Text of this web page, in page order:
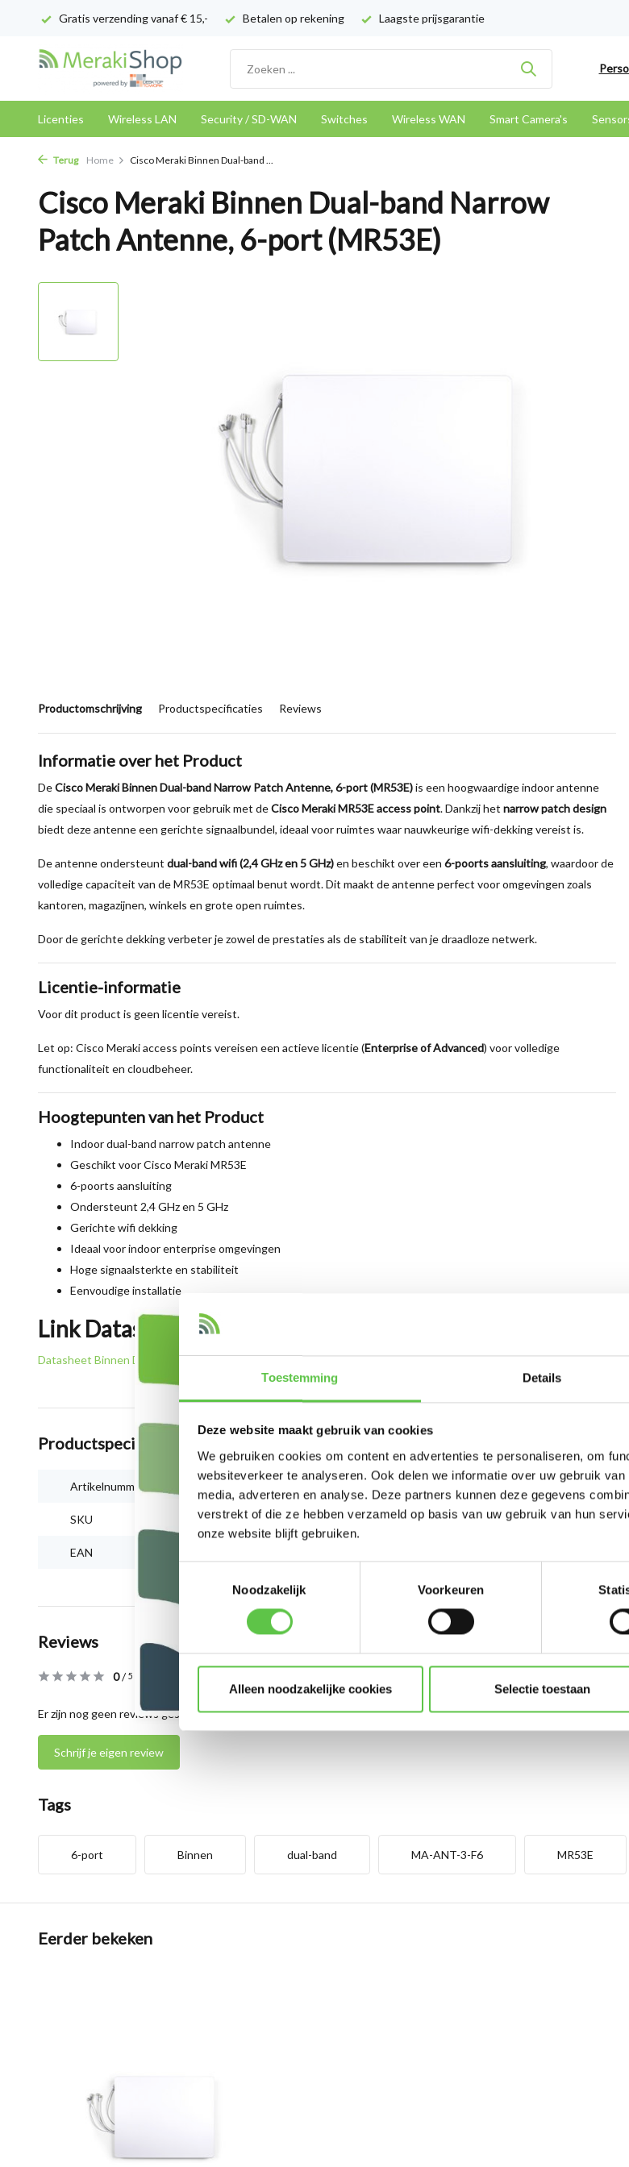
Toestemming Details
Deze website maakt gebruik van cookies
We gebruiken cookies om content en advertenties te personaliseren, om
websiteverkeer te analyseren. Ook delen we informatie over uw gebruik
media, adverteren en analyse. Deze partners kunnen deze gegevens
verstrekt of die ze hebben verzameld op basis van uw gebruik van hun
onze website blijft gebruiken.
Noodzakelijk
Voorkeuren
Alleen noodzakelijke cookies Selectie toestaan
Gratis verzending vanaf € 15,- Betalen op rekening Laagste prijsgarantie
Licenties Wireless LAN Security / SD-WAN Switches Wireless WAN Smart Camera's
Terug Home Cisco Meraki Binnen Dual-band ...
Cisco Meraki Binnen Dual-band Narrow
Patch Antenne, 6-port (MR53E)
Productomschrijving Productspecificaties Reviews
Informatie over het Product
DeCisco Meraki Binnen Dual-band Narrow Patch Antenne, 6-port (MR53E)is een hoogwaardige indoor antenne
die speciaal is ontworpen voor gebruik met deCisco Meraki MR53E access point. Dankzij het narrow patch design
biedt deze antenne een gerichte signaalbundel, ideaal voor ruimtes waar nauwkeurige wifi-dekking vereist is.
De antenne ondersteunt dual-band wifi (2,4 GHz en 5 GHz)en beschikt over een 6-poorts aansluiting, waardoor de
volledige capaciteit van de MR53E optimaal benut wordt. Dit maakt de antenne perfect voor omgevingen zoals
kantoren, magazijnen, winkels en grote open ruimtes.
Door de gerichte dekking verbeter je zowel de prestaties als de stabiliteit van je draadloze netwerk.
Licentie-informatie
Voor dit product is geen licentie vereist.
Let op: Cisco Meraki access points vereisen een actieve licentie (Enterprise of Advanced) voor volledige
functionaliteit en cloudbeheer.
Hoogtepunten van het Product
Indoor dual-band narrow patch antenne
Geschikt voor Cisco Meraki MR53E
6-poorts aansluiting
Ondersteunt 2,4 GHz en 5 GHz
Gerichte wifi dekking
Ideaal voor indoor enterprise omgevingen
Hoge signaalsterkte en stabiliteit
Eenvoudige installatie
Link Datasheet
Datasheet Binnen Dual-band Narrow Patch Antenne, 6-port (MR53E)
Productspecificaties
Artikelnummer MA-ANT-3-F6
SKU 4114347
EAN
Reviews
0/5
Er zijn nog geen reviews geschreven over dit product..
Schrijf je eigen review
Tags
6-port Binnen dual-band MA-ANT-3-F6 MR53E
Eerder bekeken
E-
* Lees